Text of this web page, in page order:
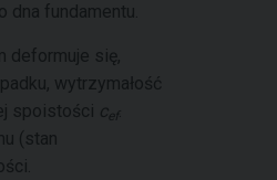
dna fundamentu.
deformuje się,
wytrzymałość
spoistości c ef
(stan